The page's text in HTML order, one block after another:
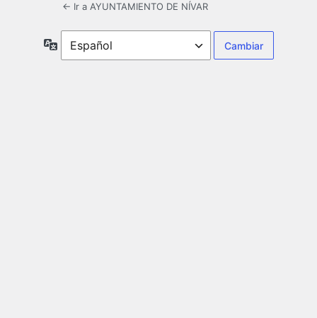
← Ir a AYUNTAMIENTO DE NÍVAR
Idioma